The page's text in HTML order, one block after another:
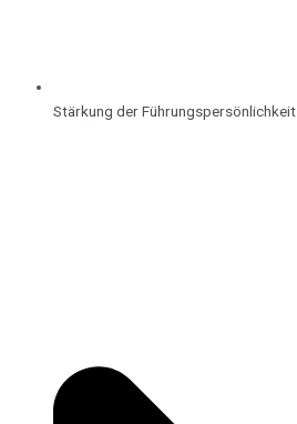
Stärkung der Führungspersönlichkeit